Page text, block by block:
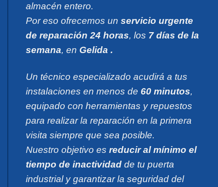
almacén entero.
Por eso ofrecemos un servicio urgente
de reparación 24 horas, los 7 días de la
semana, en Gelida .
Un técnico especializado acudirá a tus
instalaciones en menos de 60 minutos,
equipado con herramientas y repuestos
para realizar la reparación en la primera
visita siempre que sea posible.
Nuestro objetivo es reducir al mínimo el
tiempo de inactividad de tu puerta
industrial y garantizar la seguridad del